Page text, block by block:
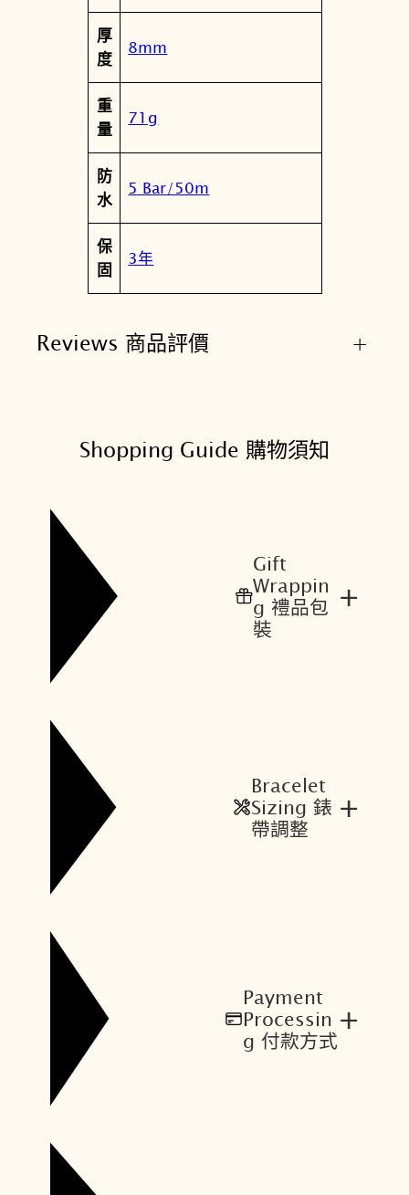
厚
度
8mm
重
量
71g
防
水
5 Bar/50m
保
固
3年
Reviews 商品評價 +
Shopping Guide 購物須知
Gift
Wrappin
g 禮品包
裝
+
Bracelet
Sizing 錶
帶調整
+
Payment
Processin
g 付款方式
+